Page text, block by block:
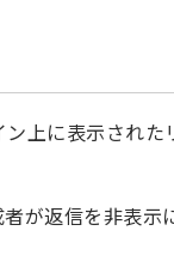
上に表示された
が返信を非表示